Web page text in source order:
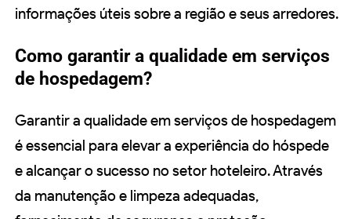
informações úteis sobre a região e seus arredores.
Como garantir a qualidade em serviços
de hospedagem?
Garantir a qualidade em serviços de hospedagem
é essencial para elevar a experiência do hóspede
e alcançar o sucesso no setor hoteleiro. Através
da manutenção e limpeza adequadas,